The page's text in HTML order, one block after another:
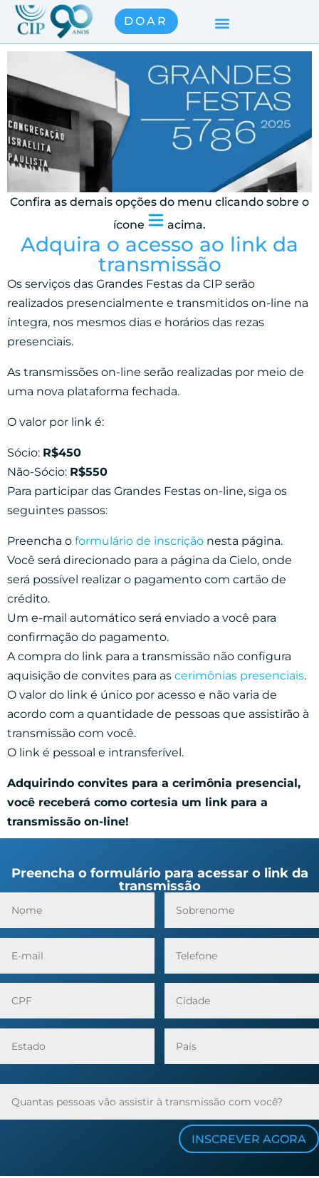
DOAR
Confira as demais opções do menu clicando sobre o
ícone
acima.
Adquira o acesso ao link da
transmissão
Os serviços das Grandes Festas da CIP serão
realizados presencialmente e transmitidos on-line na
íntegra, nos mesmos dias e horários das rezas
presenciais.
As transmissões on-line serão realizadas por meio de
uma nova plataforma fechada.
O valor por link é:
Sócio: R$450
Não-Sócio: R$550
Para participar das Grandes Festas on-line, siga os
seguintes passos:
Preencha o formulário de inscrição nesta página.
Você será direcionado para a página da Cielo, onde
será possível realizar o pagamento com cartão de
crédito.
Um e-mail automático será enviado a você para
confirmação do pagamento.
A compra do link para a transmissão não configura
aquisição de convites para as cerimônias presenciais.
O valor do link é único por acesso e não varia de
acordo com a quantidade de pessoas que assistirão à
transmissão com você.
O link é pessoal e intransferível.
Adquirindo convites para a cerimônia presencial,
você receberá como cortesia um link para a
transmissão on-line!
Preencha o formulário para acessar o link da
transmissão
INSCREVER AGORA